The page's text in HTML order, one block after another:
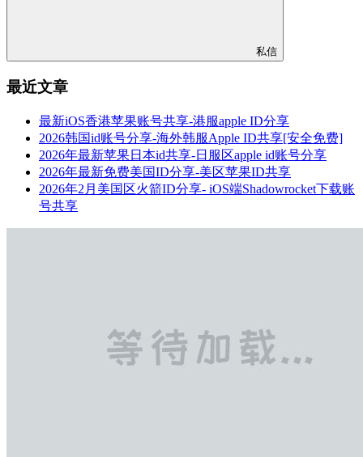
私信
最近文章
最新iOS香港苹果账号共享-港服apple ID分享
2026韩国id账号分享-海外韩服Apple ID共享[安全免费]
2026年最新苹果日本id共享-日服区apple id账号分享
2026年最新免费美国ID分享-美区苹果ID共享
2026年2月美国区火箭ID分享- iOS端Shadowrocket下载账
号共享